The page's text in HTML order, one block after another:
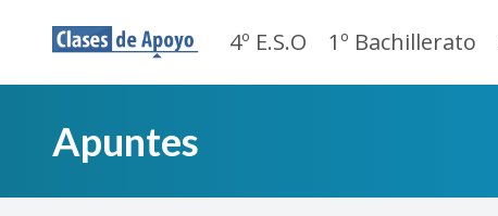
4º E.S.O 1º Bachillerato
Apuntes